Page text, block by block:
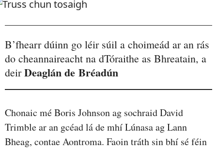
B’fhearr dúinn go léir súil a choimeád ar an rás
do cheannaireacht na dTóraithe as Bhreatain, a
deirDeaglán de Bréadún
Chonaic mé Boris Johnson ag sochraid David
Trimble ar an gcéad lá de mhí Lúnasa ag Lann
Bheag, contae Aontroma. Faoin tráth sin bhí sé féin